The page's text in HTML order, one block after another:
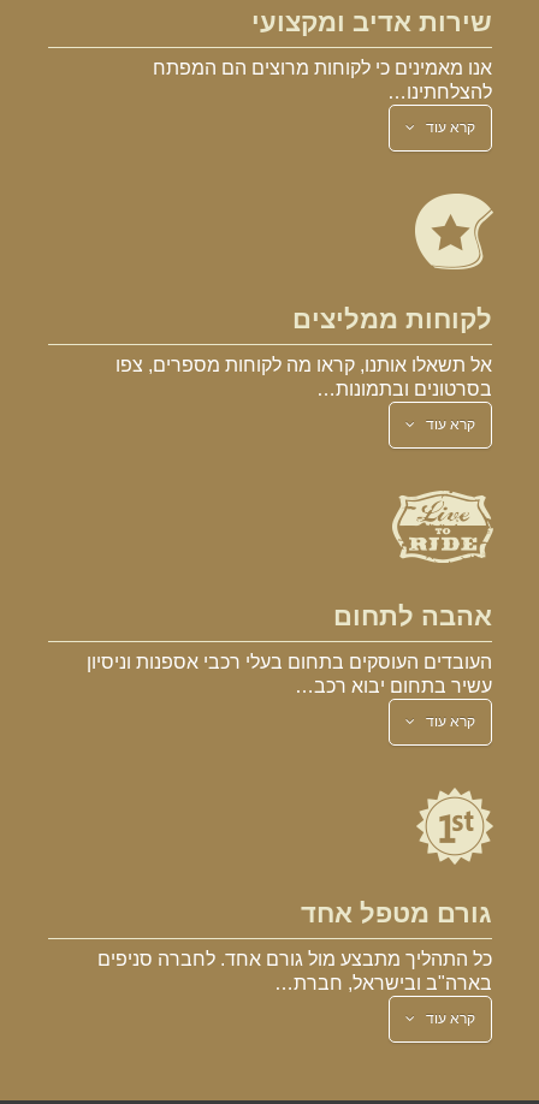
שירות אדיב ומקצועי
אנו מאמינים כי לקוחות מרוצים הם המפתח
להצלחתינו…
קרא עוד
לקוחות ממליצים
אל תשאלו אותנו, קראו מה לקוחות מספרים, צפו
בסרטונים ובתמונות…
קרא עוד
אהבה לתחום
העובדים העוסקים בתחום בעלי רכבי אספנות וניסיון
עשיר בתחום יבוא רכב…
קרא עוד
גורם מטפל אחד
כל התהליך מתבצע מול גורם אחד. לחברה סניפים
בארה"ב ובישראל, חברת…
קרא עוד